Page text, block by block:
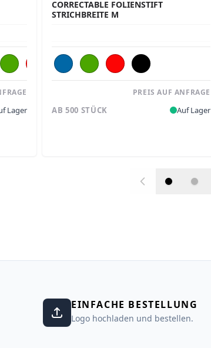
Lager
CORRECTABLE FOLIENSTIFT
STRICHBREITE M
PREIS AUF ANFRAGE
AB 500 STÜCK Auf Lager
EINFACHE BESTELLUNG
Logo hochladen und bestellen.